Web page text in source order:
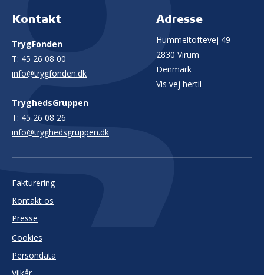
Kontakt
TrygFonden
T: 45 26 08 00
info@trygfonden.dk
TryghedsGruppen
T: 45 26 08 26
info@tryghedsgruppen.dk
Adresse
Hummeltoftevej 49
2830 Virum
Denmark
Vis vej hertil
Fakturering
Kontakt os
Presse
Cookies
Persondata
Vilkår